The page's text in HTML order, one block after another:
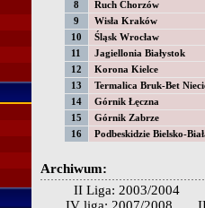
8
Ruch Chorzów
9
Wisła Kraków
10
Śląsk Wrocław
11
Jagiellonia Białystok
12
Korona Kielce
13
Termalica Bruk-Bet
14
Górnik Łęczna
15
Górnik Zabrze
16
Podbeskidzie Bielsko-
Archiwum:
II Liga: 2003/2004